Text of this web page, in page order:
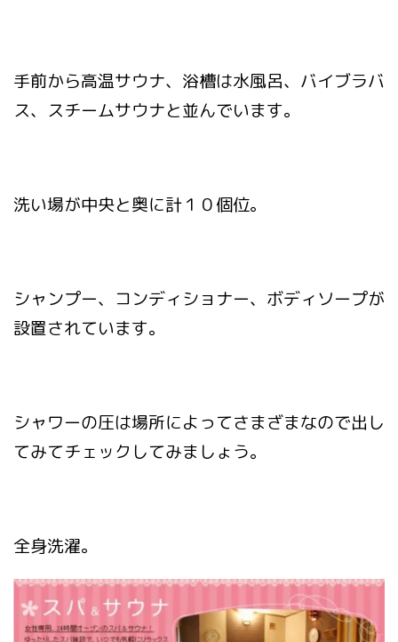
手前から高温サウナ、浴槽は水風呂、バイブラバ
ス、スチームサウナと並んでいます。
洗い場が中央と奥に計１０個位。
シャンプー、コンディショナー、ボディソープが
設置されています。
シャワーの圧は場所によってさまざまなので出し
てみてチェックしてみましょう。
全身洗濯。